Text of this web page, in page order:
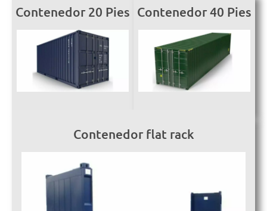
Contenedor 20 Pies Contenedor 40 Pies
Contenedor flat rack